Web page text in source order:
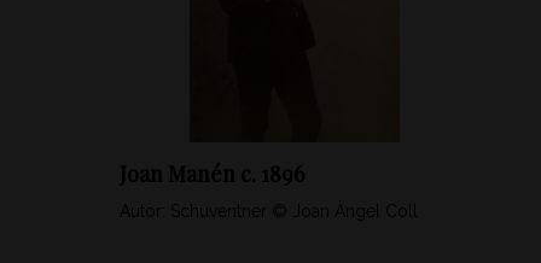
Joan Manén c. 1896
Autor: Schuventner © Joan Àngel Coll